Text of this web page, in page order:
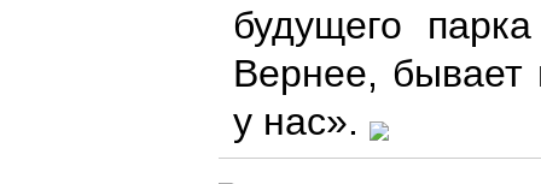
будущего
Вернее, бывает
у нас».